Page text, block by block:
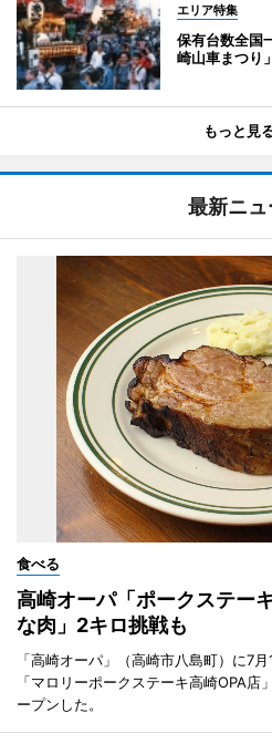
エリア特集
保有台数全国
崎山車まつり」
もっと見
最新ニュ
食べる
高崎オーパ「ポークステー
な肉」2キロ挑戦も
「高崎オーパ」（高崎市八島町）に7
「マロリーポークステーキ高崎OPA
ープンした。